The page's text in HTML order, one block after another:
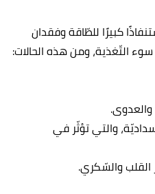
كبيرًا للطّاقة وفقدان
التّغذية، ومن هذه الحالات:
والعدوى.
والتي تؤثّر في
والسّكري.